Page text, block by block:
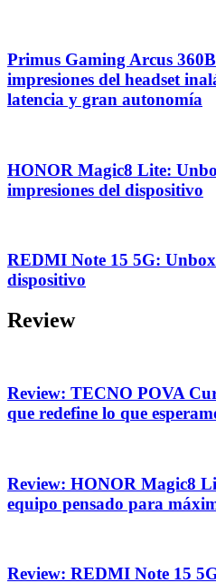
Primus Gaming Arcus
impresiones del headset
latencia y gran autonomía
HONOR Magic8 Lite:
impresiones del dispositivo
REDMI Note 15 5G:
dispositivo
Review
Review: TECNO POVA
que redefine lo que
Review: HONOR Magic8
equipo pensado para
Review: REDMI Note 15